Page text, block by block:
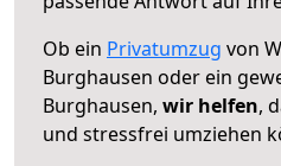
Ob ein Privatumzug von
Burghausen oder ein
Burghausen, wir helfen,
und stressfrei umziehen